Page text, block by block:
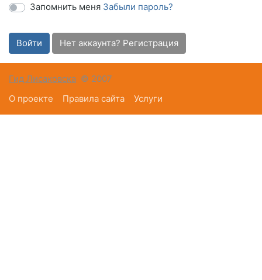
Запомнить меня Забыли пароль?
Войти Нет аккаунта? Регистрация
Гид Лисаковска © 2007
О проекте
Правила сайта Услуги